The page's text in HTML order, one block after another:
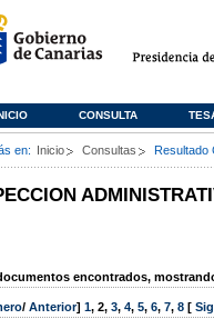
CONSULTA
en: Inicio Consultas Resultado
encontrados,
/ Anterior] 1, 2, 3, 4, 5, 6, 7, 8 [